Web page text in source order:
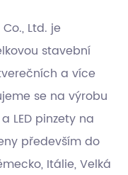
Ltd. je
stavební
a více
se na výrobu
LED pinzety na
především do
Itálie, Velká